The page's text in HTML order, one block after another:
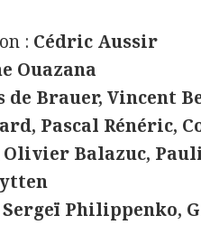
: Cédric Aussir
Ouazana
de Brauer, Vincent
Pascal Rénéric,
Balazuc,
Philippenko,